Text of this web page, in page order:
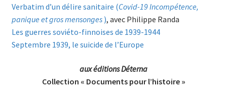
Verbatim d’un délire sanitaire (Covid-19 Incompétence,
panique et gros mensonges), avec Philippe Randa
Les guerres soviéto-finnoises de 1939-1944
Septembre 1939, le suicide de l’Europe
aux éditions Déterna
Collection « Documents pour l’histoire »